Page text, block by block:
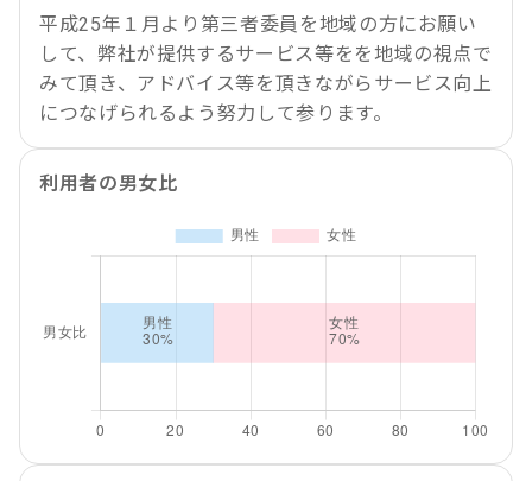
平成25年１月より第三者委員を地域の方にお願い
して、弊社が提供するサービス等をを地域の視点で
みて頂き、アドバイス等を頂きながらサービス向上
につなげられるよう努力して参ります。
利用者の男女比